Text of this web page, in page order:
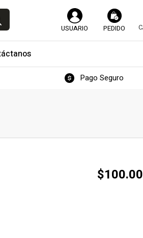
USUARIO PEDIDO
Pago Seguro
$100.00